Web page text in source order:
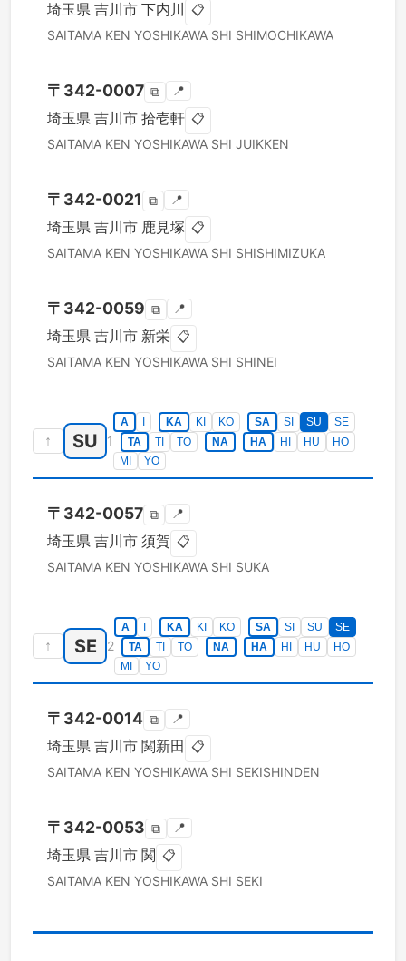
埼玉県 吉川市 下内川 📋
SAITAMA KEN YOSHIKAWA SHI SHIMOCHIKAWA
〒 342-0007 ⧉ 📍
埼玉県 吉川市 拾壱軒 📋
SAITAMA KEN YOSHIKAWA SHI JUIKKEN
〒 342-0021 ⧉ 📍
埼玉県 吉川市 鹿見塚 📋
SAITAMA KEN YOSHIKAWA SHI SHISHIMIZUKA
〒 342-0059 ⧉ 📍
埼玉県 吉川市 新栄 📋
SAITAMA KEN YOSHIKAWA SHI SHINEI
↑ SU 1
A KA KI KO SA SI SU
SE
TA
TI TO NA HA HI HU
HO
MI
YO
〒 342-0057 ⧉ 📍
埼玉県 吉川市 須賀 📋
SAITAMA KEN YOSHIKAWA SHI SUKA
↑ SE 2
A KA KI KO SA SI SU
SE
TA
TI TO NA HA HI HU
HO
MI
YO
〒 342-0014 ⧉ 📍
埼玉県 吉川市 関新田 📋
SAITAMA KEN YOSHIKAWA SHI SEKISHINDEN
〒 342-0053 ⧉ 📍
埼玉県 吉川市 関 📋
SAITAMA KEN YOSHIKAWA SHI SEKI